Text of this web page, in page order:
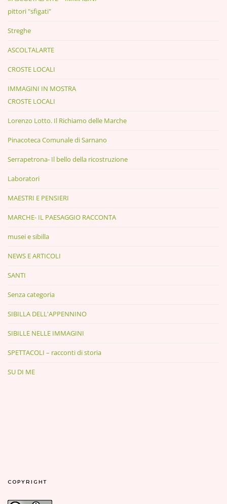
pittori "sfigati"
Streghe
ASCOLTALARTE
CROSTE LOCALI
IMMAGINI IN MOSTRA
CROSTE LOCALI
Lorenzo Lotto. Il Richiamo delle Marche
Pinacoteca Comunale di Sarnano
Serrapetrona- Il bello della ricostruzione
Laboratori
MAESTRI E PENSIERI
MARCHE- IL PAESAGGIO RACCONTA
musei e sibilla
NEWS E ARTICOLI
SANTI
Senza categoria
SIBILLA DELL'APPENNINO
SIBILLE NELLE IMMAGINI
SPETTACOLI – racconti di storia
SU DI ME
COPYRIGHT